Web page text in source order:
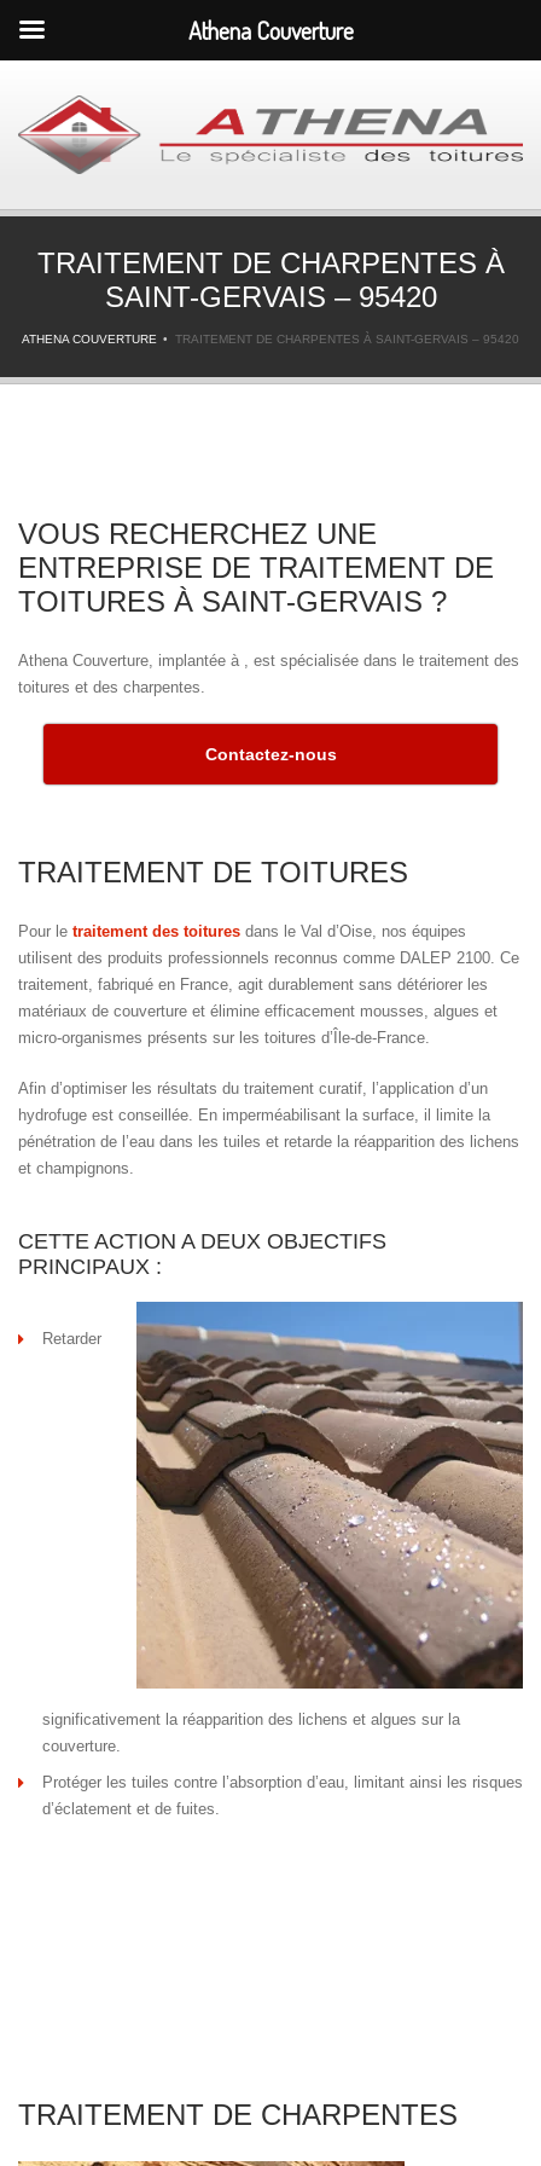
TRAITEMENT DE CHARPENTES À
SAINT-GERVAIS – 95420
ATHENA COUVERTURE TRAITEMENT DE CHARPENTES À SAINT-GERVAIS – 95420
VOUS RECHERCHEZ UNE
ENTREPRISE DE TRAITEMENT DE
TOITURES À SAINT-GERVAIS ?
Athena Couverture, implantée à , est spécialisée dans le traitement des
toitures et des charpentes.
Contactez-nous
TRAITEMENT DE TOITURES
Pour le traitement des toitures dans le Val d’Oise, nos équipes
utilisent des produits professionnels reconnus comme DALEP 2100. Ce
traitement, fabriqué en France, agit durablement sans détériorer les
matériaux de couverture et élimine efficacement mousses, algues et
micro-organismes présents sur les toitures d’Île-de-France.
Afin d’optimiser les résultats du traitement curatif, l’application d’un
hydrofuge est conseillée. En imperméabilisant la surface, il limite la
pénétration de l’eau dans les tuiles et retarde la réapparition des lichens
et champignons.
CETTE ACTION A DEUX OBJECTIFS
PRINCIPAUX :
Retarder
significativement la réapparition des lichens et algues sur la
couverture.
Protéger les tuiles contre l’absorption d’eau, limitant ainsi les risques
d’éclatement et de fuites.
TRAITEMENT DE CHARPENTES
Athena Couverture